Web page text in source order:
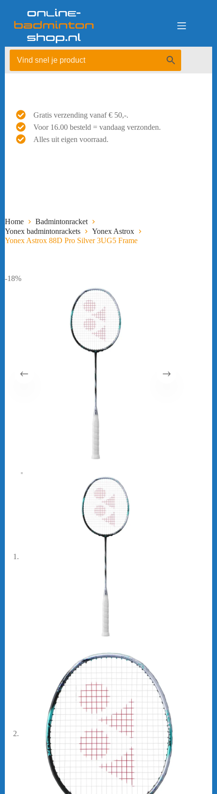
Gratis verzending vanaf € 50,-.
Voor 16.00 besteld = vandaag verzonden.
Alles uit eigen voorraad.
Home
Badmintonracket
Yonex badmintonrackets
Yonex Astrox
Yonex Astrox 88D Pro Silver 3UG5 Frame
-18%